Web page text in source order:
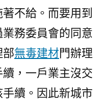
不給。而要用到
務委員會的同意
部無毒建材門辦理
，一戶業主沒交
續。因此新城市